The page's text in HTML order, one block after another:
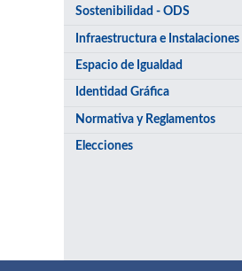
Sostenibilidad - ODS
Infraestructura e Instalaciones
Espacio de Igualdad
Identidad Gráfica
Normativa y Reglamentos
Elecciones